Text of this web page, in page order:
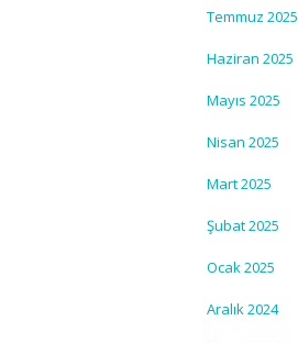
Temmuz 2025
Haziran 2025
Mayıs 2025
Nisan 2025
Mart 2025
Şubat 2025
Ocak 2025
Aralık 2024